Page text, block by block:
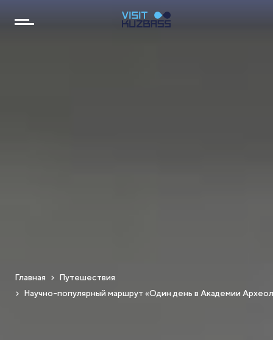
Главная
Путешествия
Научно-популярный маршрут «Один день в Академии